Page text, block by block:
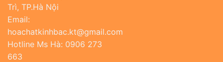
Trì, TP.Hà Nội
Email:
hoachatkinhbac.kt@gmail.com
Hotline Ms Hà: 0906 273
663